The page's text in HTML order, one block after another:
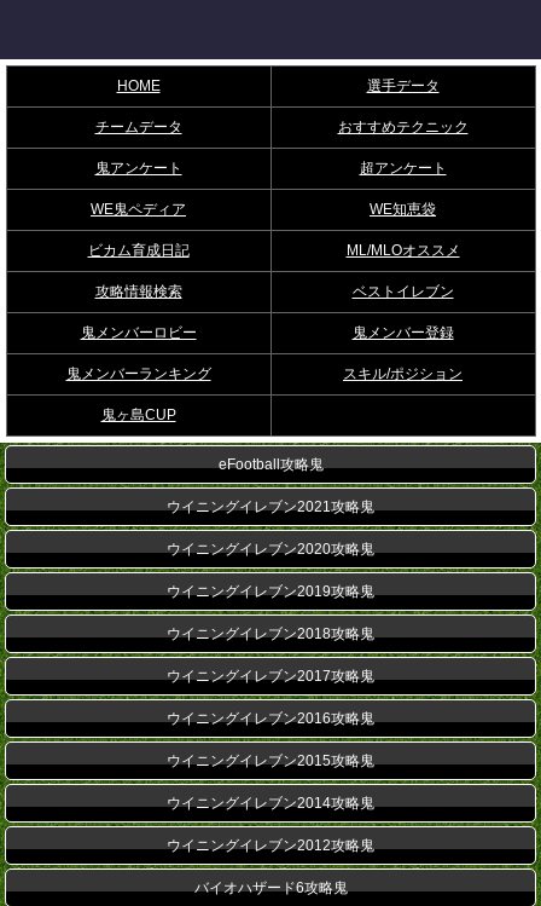
HOME 選手データ
チームデータ おすすめテクニック
鬼アンケート 超アンケート
WE鬼ペディア WE知恵袋
ビカム育成日記 ML/MLOオススメ
攻略情報検索 ベストイレブン
鬼メンバーロビー 鬼メンバー登録
鬼メンバーランキング スキル/ポジション
鬼ヶ島CUP
eFootball攻略鬼
ウイニングイレブン2021攻略鬼
ウイニングイレブン2020攻略鬼
ウイニングイレブン2019攻略鬼
ウイニングイレブン2018攻略鬼
ウイニングイレブン2017攻略鬼
ウイニングイレブン2016攻略鬼
ウイニングイレブン2015攻略鬼
ウイニングイレブン2014攻略鬼
ウイニングイレブン2012攻略鬼
バイオハザード6攻略鬼